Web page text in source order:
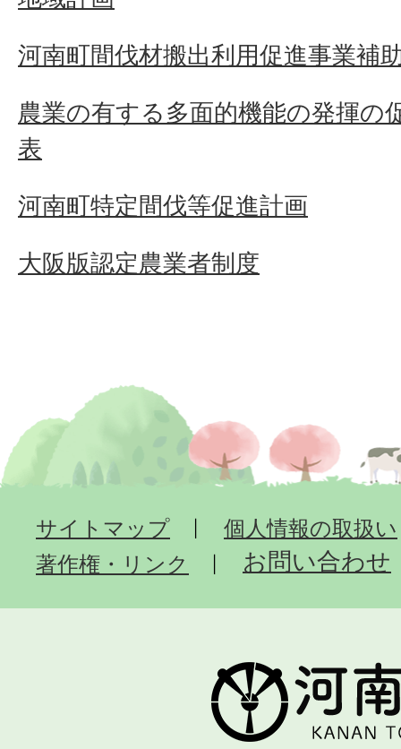
河南町間伐材搬出利用促進事業補
農業の有する多面的機能の発揮の
表
河南町特定間伐等促進計画
大阪版認定農業者制度
サイトマップ
個人情報の取扱い
著作権・リンク
お問い合わせ